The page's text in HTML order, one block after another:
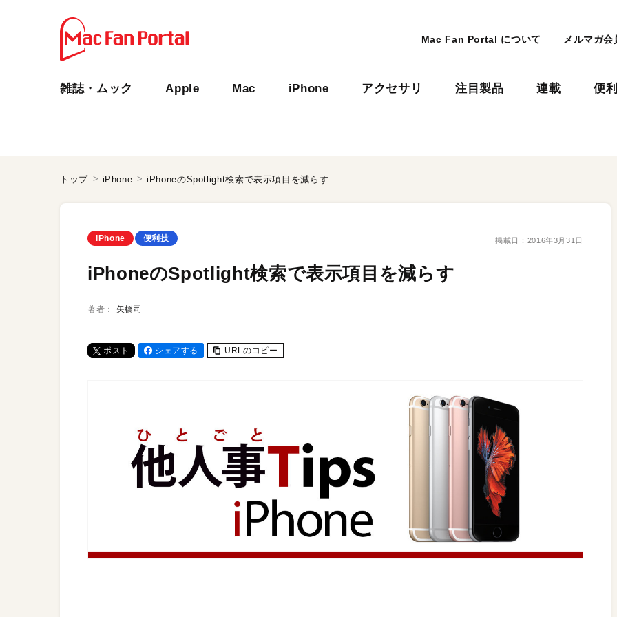
Mac Fan Portal について メルマガ会
雑誌・ムック Apple Mac iPhone アクセサリ 注目製品 連載 便
トップ iPhone iPhoneのSpotlight検索で表示項目を減らす
iPhone 便利技 掲載日： 2016年3月31日
iPhoneのSpotlight検索で表示項目を減らす
著者： 矢橋司
ポスト シェアする URLのコピー